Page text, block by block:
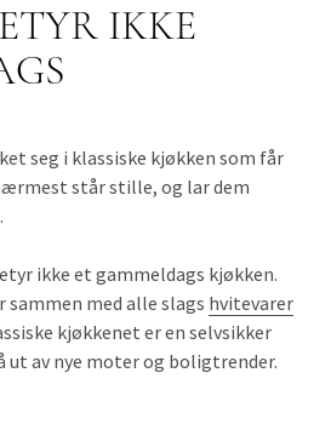
IKKE
seg i klassiske kjøkken som får
står stille, og lar dem
ikke et gammeldags kjøkken.
sammen med alle slags hvitevarer
kjøkkenet er en selvsikker
ut av nye moter og boligtrender.